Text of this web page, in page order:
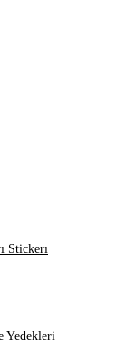
Stickerı
Yedekleri